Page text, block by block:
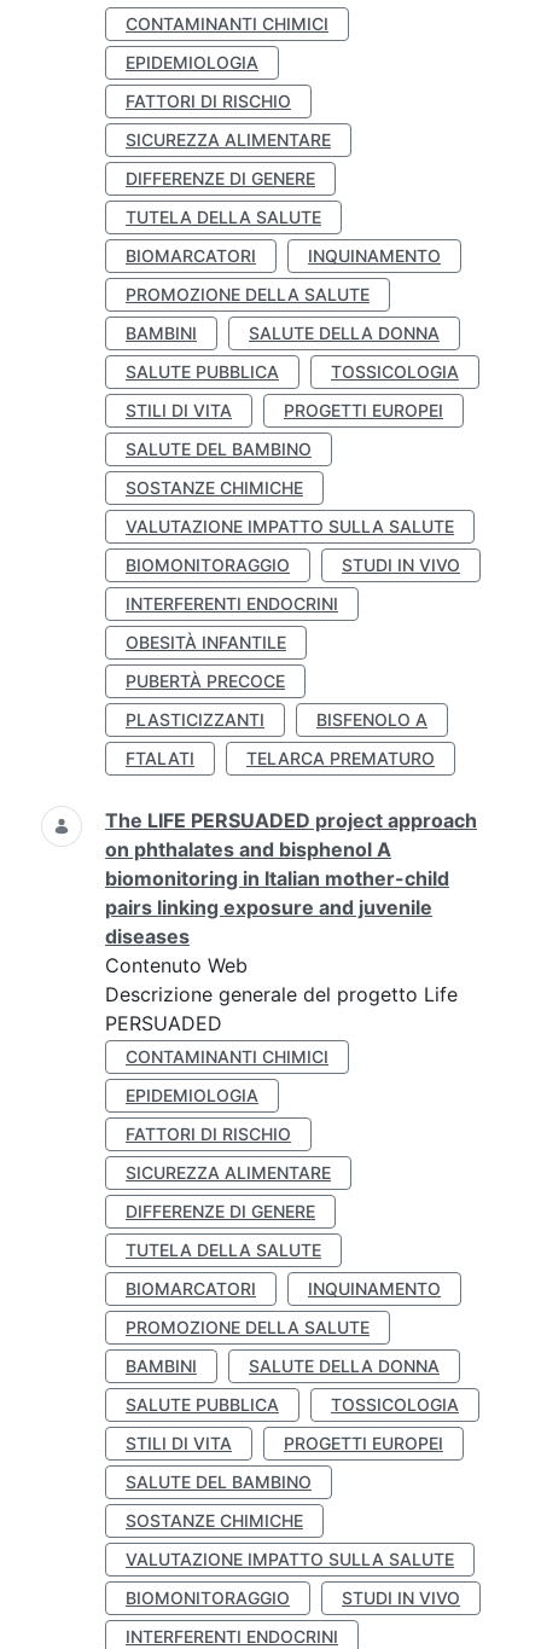
CONTAMINANTI CHIMICI
EPIDEMIOLOGIA
FATTORI DI RISCHIO
SICUREZZA ALIMENTARE
DIFFERENZE DI GENERE
TUTELA DELLA SALUTE
BIOMARCATORI
INQUINAMENTO
PROMOZIONE DELLA SALUTE
BAMBINI
SALUTE DELLA DONNA
SALUTE PUBBLICA
TOSSICOLOGIA
STILI DI VITA
PROGETTI EUROPEI
SALUTE DEL BAMBINO
SOSTANZE CHIMICHE
VALUTAZIONE IMPATTO SULLA SALUTE
BIOMONITORAGGIO
STUDI IN VIVO
INTERFERENTI ENDOCRINI
OBESITÀ INFANTILE
PUBERTÀ PRECOCE
PLASTICIZZANTI
BISFENOLO A
FTALATI
TELARCA PREMATURO
The LIFE PERSUADED project approach
on phthalates and bisphenol A
biomonitoring in Italian mother-child
pairs linking exposure and juvenile
diseases
Contenuto Web
Descrizione generale del progetto Life
PERSUADED
CONTAMINANTI CHIMICI
EPIDEMIOLOGIA
FATTORI DI RISCHIO
SICUREZZA ALIMENTARE
DIFFERENZE DI GENERE
TUTELA DELLA SALUTE
BIOMARCATORI
INQUINAMENTO
PROMOZIONE DELLA SALUTE
BAMBINI
SALUTE DELLA DONNA
SALUTE PUBBLICA
TOSSICOLOGIA
STILI DI VITA
PROGETTI EUROPEI
SALUTE DEL BAMBINO
SOSTANZE CHIMICHE
VALUTAZIONE IMPATTO SULLA SALUTE
BIOMONITORAGGIO
STUDI IN VIVO
INTERFERENTI ENDOCRINI